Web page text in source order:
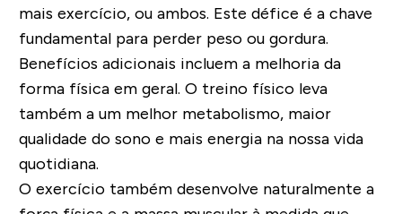
mais exercício, ou ambos. Este défice é a chave
fundamental para perder peso ou gordura.
Benefícios adicionais incluem a melhoria da
forma física em geral. O treino físico leva
também a um melhor metabolismo, maior
qualidade do sono e mais energia na nossa vida
quotidiana.
O exercício também desenvolve naturalmente a